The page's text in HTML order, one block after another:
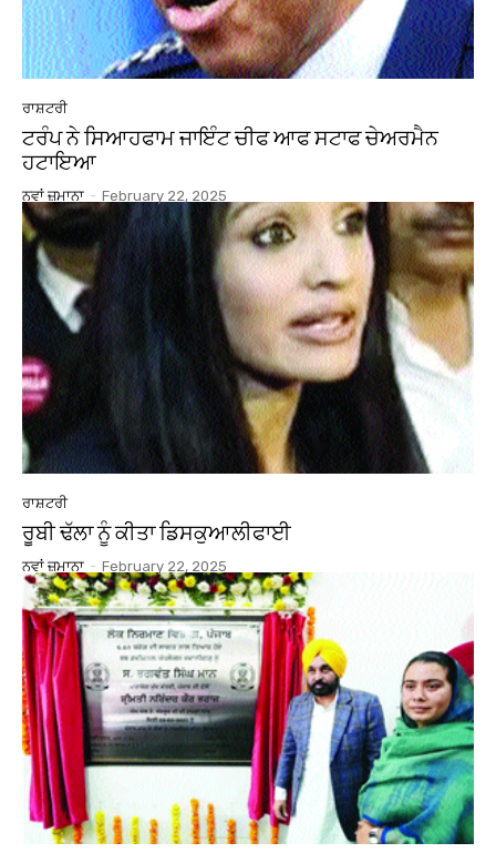
ਰਾਸ਼ਟਰੀ
ਟਰੰਪ ਨੇ ਸਿਆਹਫਾਮ ਜਾਇੰਟ ਚੀਫ ਆਫ ਸਟਾਫ ਚੇਅਰਮੈਨ
ਹਟਾਇਆ
ਨਵਾਂ ਜ਼ਮਾਨਾ - February 22, 2025
ਰਾਸ਼ਟਰੀ
ਰੂਬੀ ਢੱਲਾ ਨੂੰ ਕੀਤਾ ਡਿਸਕੁਆਲੀਫਾਈ
ਨਵਾਂ ਜ਼ਮਾਨਾ - February 22, 2025